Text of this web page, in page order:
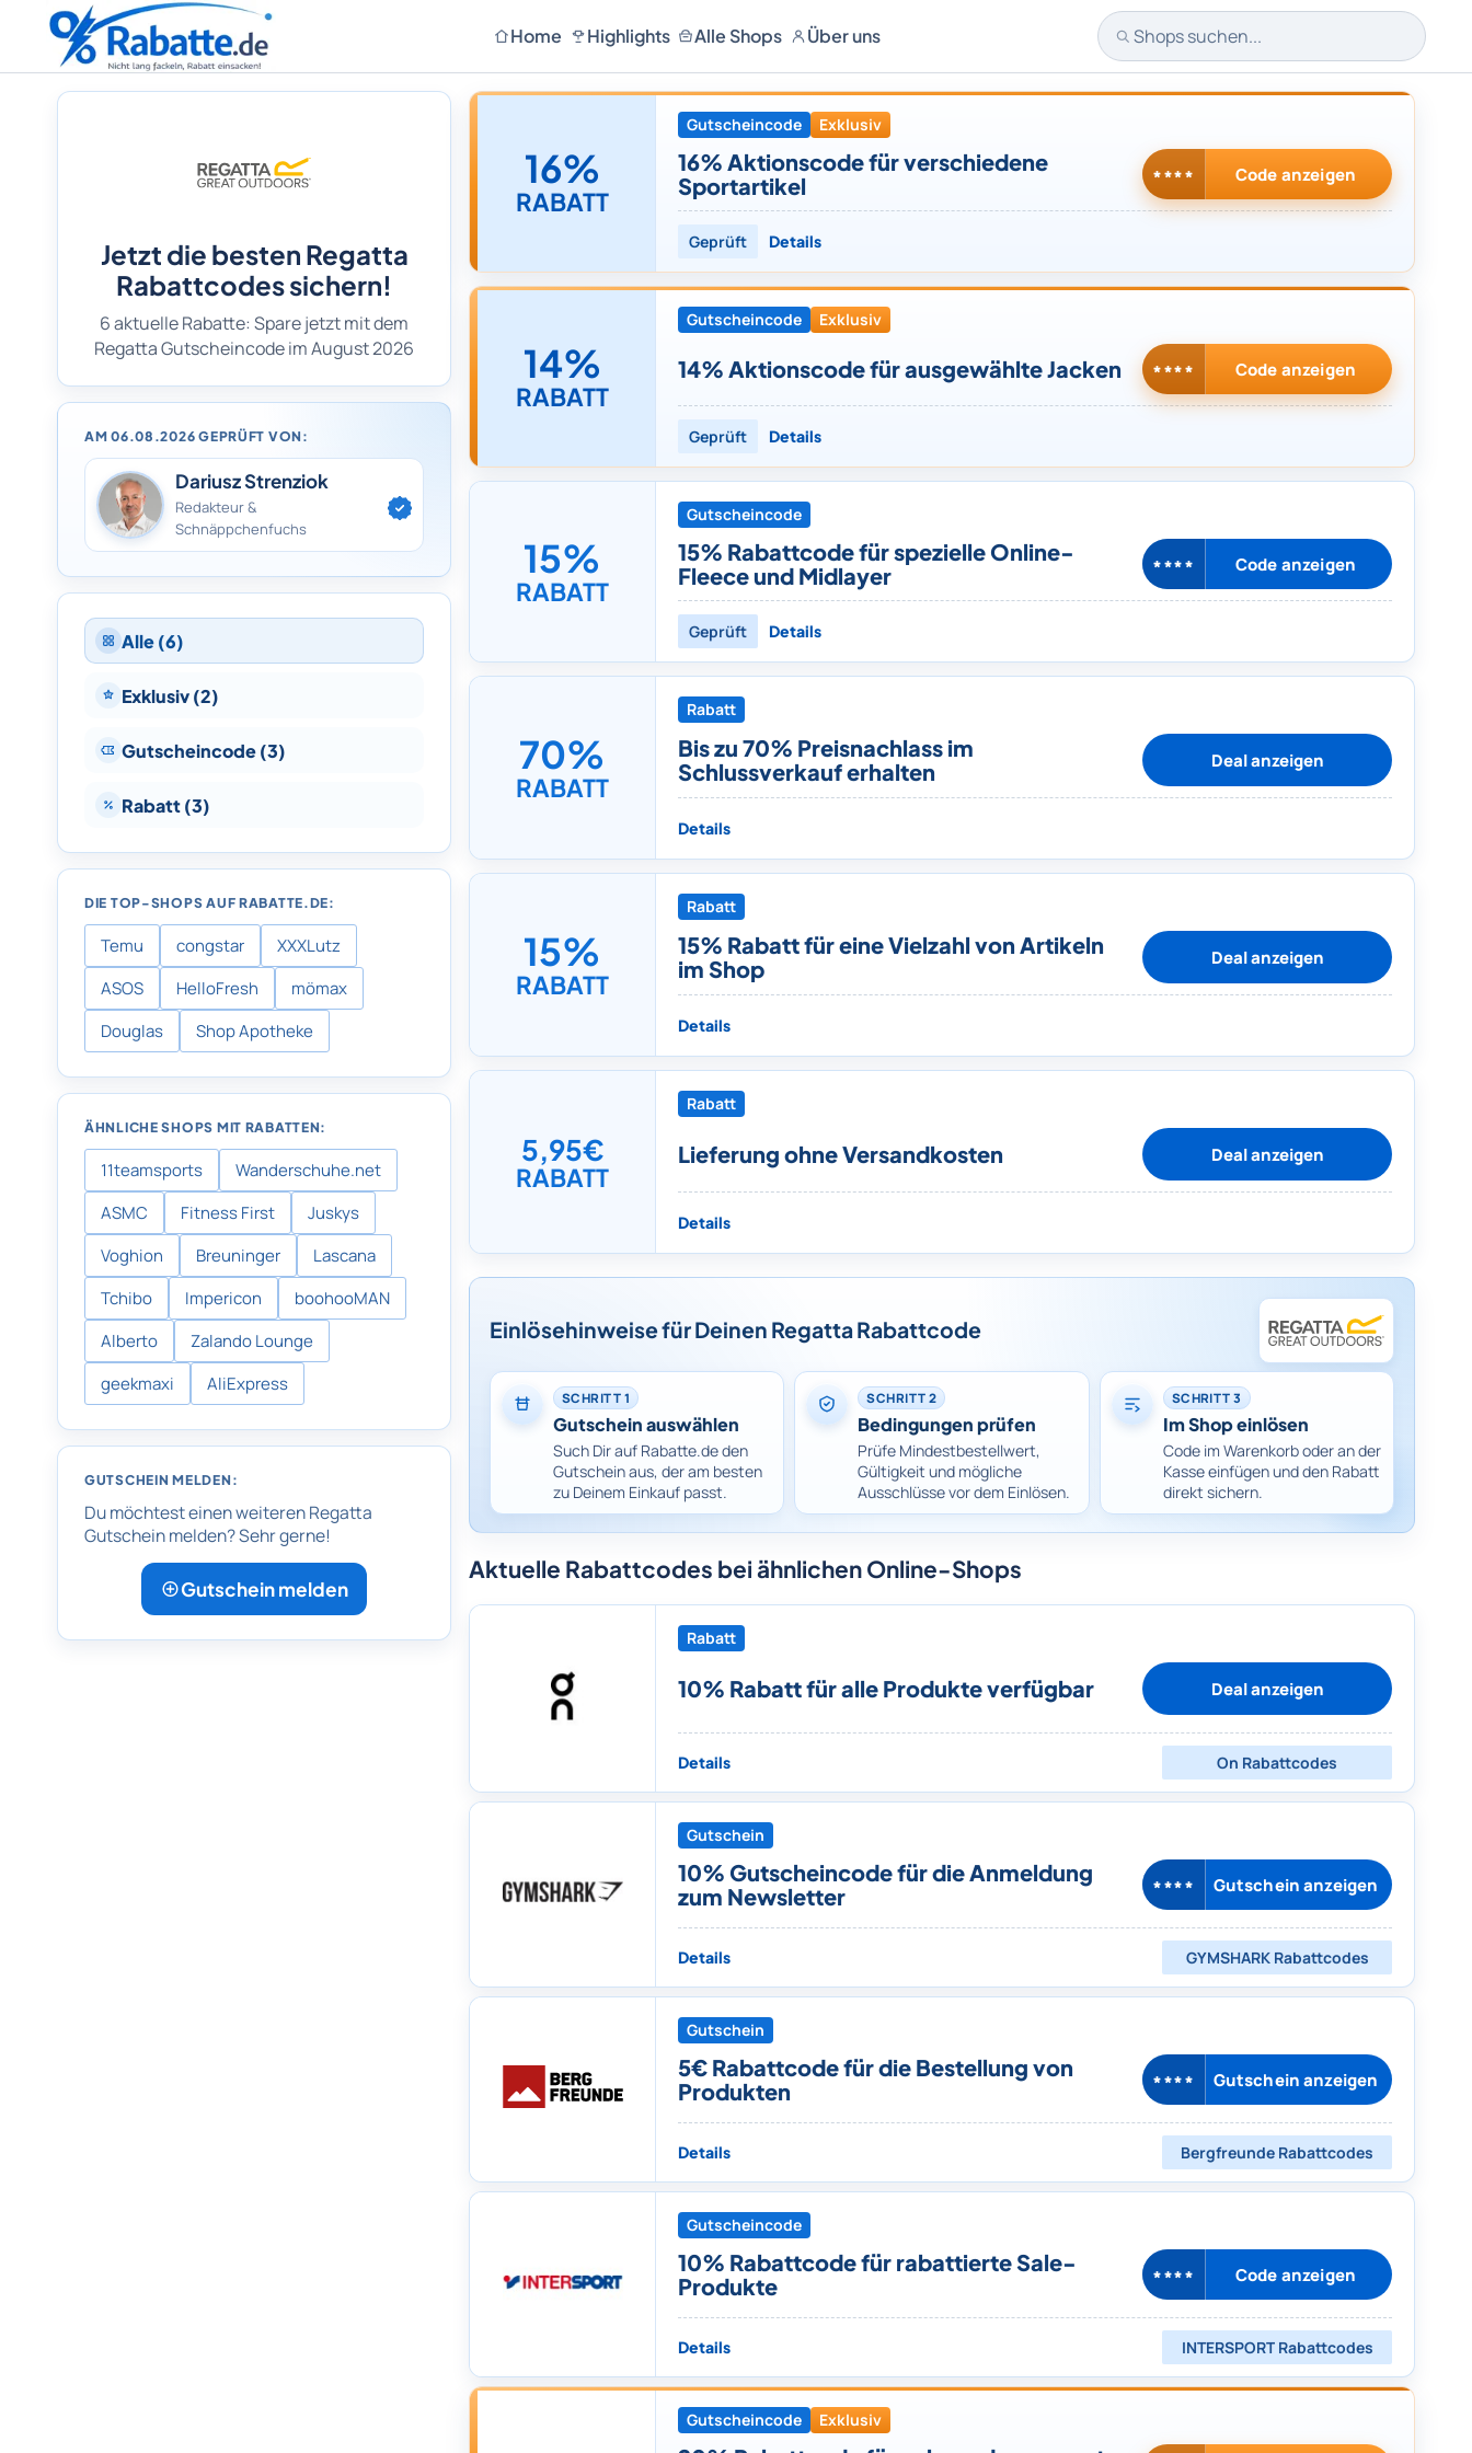
Home Highlights Alle Shops Über uns Shops suchen
Jetzt die besten Regatta
Rabattcodes sichern!
6 aktuelle Rabatte: Spare jetzt mit dem
Regatta Gutscheincode im August 2026
AM 06.08.2026 GEPRÜFT VON:
Dariusz Strenziok
Redakteur &
Schnäppchenfuchs
Alle (6)
Exklusiv (2)
Gutscheincode (3)
Rabatt (3)
DIE TOP-SHOPS AUF RABATTE.DE:
Temu congstar
XXXLutz
ASOS
HelloFresh
mömax
Douglas
Shop Apotheke
ÄHNLICHE SHOPS MIT RABATTEN:
11teamsports
Wanderschuhe.net
ASMC
Fitness First
Juskys
Voghion
Breuninger
Lascana
Tchibo
Impericon
boohooMAN
Alberto
Zalando Lounge
geekmaxi
AliExpress
GUTSCHEIN MELDEN:
Du möchtest einen weiteren Regatta
Gutschein melden? Sehr gerne!
Gutschein melden
16%
RABATT
Gutscheincode Exklusiv
16% Aktionscode für verschiedene
Sportartikel
**** Code anzeigen
Geprüft Details
14%
RABATT
Gutscheincode Exklusiv
14% Aktionscode für ausgewählte Jacken **** Code anzeigen
Geprüft Details
15%
RABATT
Gutscheincode
15% Rabattcode für spezielle Online-
Fleece und Midlayer
**** Code anzeigen
Geprüft Details
70%
RABATT
Rabatt
Bis zu 70% Preisnachlass im
Schlussverkauf erhalten
Deal anzeigen
Details
15%
RABATT
Rabatt
15% Rabatt für eine Vielzahl von Artikeln
im Shop
Deal anzeigen
Details
5,95€
RABATT
Rabatt
Lieferung ohne Versandkosten Deal anzeigen
Details
Einlösehinweise für Deinen Regatta Rabattcode
SCHRITT 1
Gutschein auswählen
Such Dir auf Rabatte.de den
Gutschein aus, der am besten
zu Deinem Einkauf passt.
SCHRITT 2
Bedingungen prüfen
Prüfe Mindestbestellwert,
Gültigkeit und mögliche
Ausschlüsse vor dem Einlösen.
SCHRITT 3
Im Shop einlösen
Code im Warenkorb oder an der
Kasse einfügen und den Rabatt
direkt sichern.
Aktuelle Rabattcodes bei ähnlichen Online-Shops
Rabatt
10% Rabatt für alle Produkte verfügbar Deal anzeigen
Details On Rabattcodes
Gutschein
10% Gutscheincode für die Anmeldung
zum Newsletter
**** Gutschein anzeigen
Details GYMSHARKRabattcodes
Gutschein
5€ Rabattcode für die Bestellung von
Produkten
**** Gutschein anzeigen
Details Bergfreunde Rabattcodes
Gutscheincode
10% Rabattcode für rabattierte Sale-
Produkte
**** Code anzeigen
Details INTERSPORTRabattcodes
Gutscheincode Exklusiv